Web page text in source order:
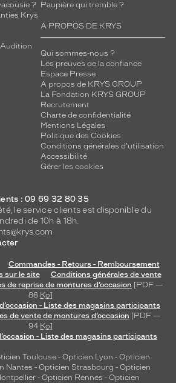
?
Krys
Paupière qui tremble ?
A PROPOS DE KRYS
Qui sommes-nous ?
Les preuves de la confiance
Espace Presse
A propos de KRYS GROUP
La Fondation KRYS GROUP
Recrutement
Charte de confidentialité
Mentions Légales
Politique des Cookies
Conditions générales d'utilisation
Accessibilité
Gérer les cookies
: 09 69 32 80 35
le service clients est disponible du
de 10h à 18h.
Commandes - Retours - Remboursement
sur le site
Conditions générales de vente
de reprise de montures d’occasion [PDF —
86 Ko]
- Liste des magasins participants
de vente de montures d’occasion [PDF —
94 Ko]
- Liste des magasins participants
Toulouse- Opticien Lyon - Opticien
Nantes - Opticien Strasbourg - Opticien
- Opticien Rennes - Opticien